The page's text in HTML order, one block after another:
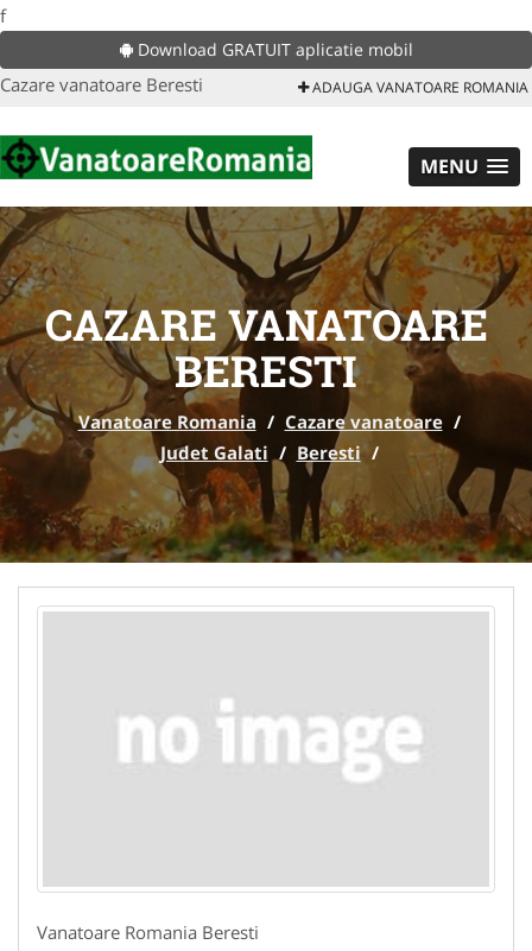
f
Download GRATUIT aplicatie mobil
Cazare vanatoare Beresti ADAUGA VANATOARE ROMANIA
MENU
CAZARE VANATOARE
BERESTI
Vanatoare Romania / Cazare vanatoare /
Judet Galati / Beresti /
Vanatoare Romania Beresti